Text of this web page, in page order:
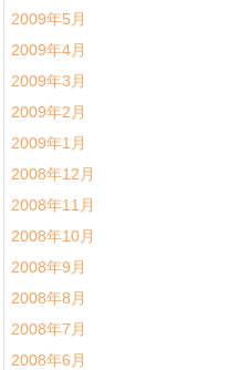
2009年5月
2009年4月
2009年3月
2009年2月
2009年1月
2008年12月
2008年11月
2008年10月
2008年9月
2008年8月
2008年7月
2008年6月